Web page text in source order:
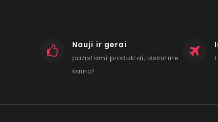
Nauji ir gerai
pažįstami produktai, išskirtine
kaina!